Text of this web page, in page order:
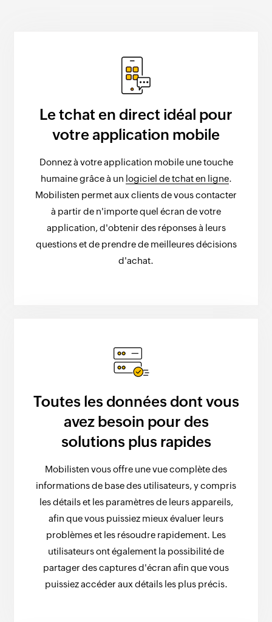
Le tchat en direct idéal pour
votre application mobile
Donnez à votre application mobile une touche
humaine grâce à un logiciel de tchat en ligne.
Mobilisten permet aux clients de vous contacter
à partir de n'importe quel écran de votre
application, d'obtenir des réponses à leurs
questions et de prendre de meilleures décisions
d'achat.
Toutes les données dont vous
avez besoin pour des
solutions plus rapides
Mobilisten vous offre une vue complète des
informations de base des utilisateurs, y compris
les détails et les paramètres de leurs appareils,
afin que vous puissiez mieux évaluer leurs
problèmes et les résoudre rapidement. Les
utilisateurs ont également la possibilité de
partager des captures d'écran afin que vous
puissiez accéder aux détails les plus précis.